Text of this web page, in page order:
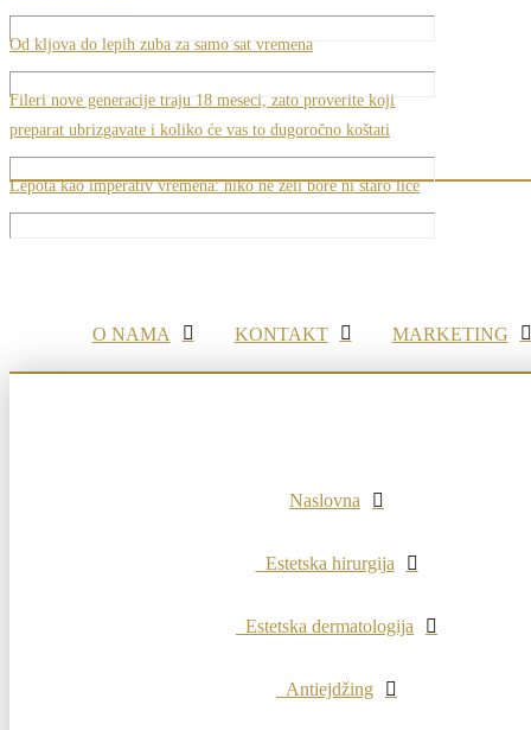
Od kljova do lepih zuba za samo sat vremena
Fileri nove generacije traju 18 meseci, zato proverite koji
preparat ubrizgavate i koliko će vas to dugoročno koštati
Lepota kao imperativ vremena: niko ne želi bore ni staro lice
O NAMA KONTAKT MARKETING
Naslovna
Estetska hirurgija
Estetska dermatologija
Antiejdžing